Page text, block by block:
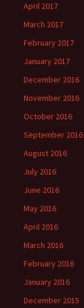
April 2017
March 2017
February 2017
January 2017
December 2016
November 2016
October 2016
September 2016
August 2016
July 2016
June 2016
May 2016
April 2016
March 2016
February 2016
January 2016
December 2015